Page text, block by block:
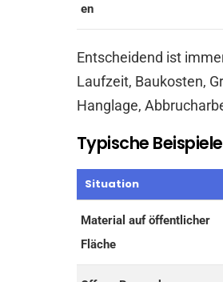
en
Entscheidend ist
Laufzeit, Baukosten,
Hanglage,
Typische
Situation
Material auf öffentlicher
Fläche